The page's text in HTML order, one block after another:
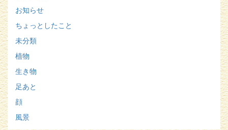
お知らせ
ちょっとしたこと
未分類
植物
生き物
足あと
顔
風景